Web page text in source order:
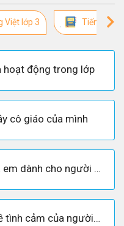
Việt lớp 3 Tiếng Anh
hoạt động trong lớp
cô giáo của mình
Viết bài văn về tình cảm của em dành cho người thân
Viết bài văn nêu cảm nghĩ về tình cảm của người thân đối với mình